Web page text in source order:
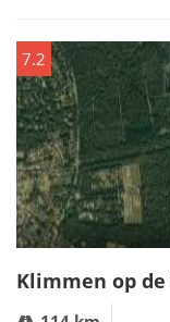
7.2
Klimmen op